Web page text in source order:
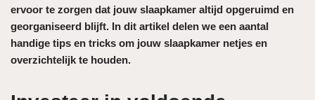
ervoor te zorgen dat jouw slaapkamer altijd opgeruimd en
georganiseerd blijft. In dit artikel delen we een aantal
handige tips en tricks om jouw slaapkamer netjes en
overzichtelijk te houden.